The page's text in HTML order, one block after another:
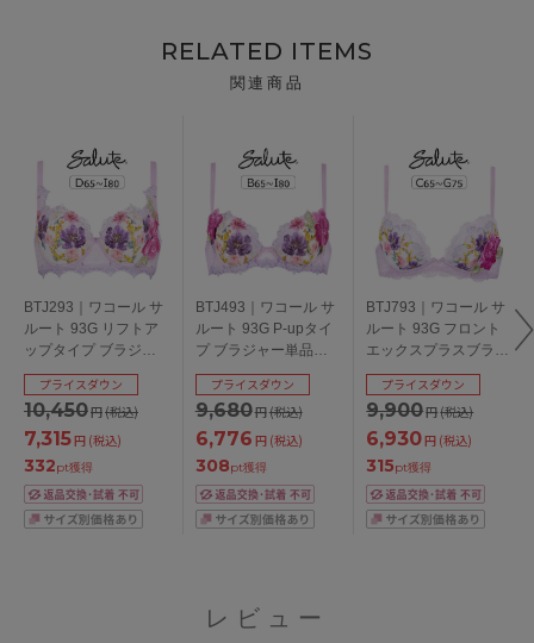
RELATED ITEMS
関連商品
BTJ293｜ワコール サ
ルート 93G リフトア
ップタイプ ブラジャ
ー単品 DEFGHIカップ
アンダー
65/70/75/80/85cm
10,450円(税込)
プライスダウン
7,315円 (税込)
332pt獲得
BTJ493｜ワコール サ
ルート 93G P-upタイ
プ ブラジャー単品
BCDEFGHIカップ ア
ンダー
65/70/75/80/85cm
9,680円(税込)
プライスダウン
6,776 円 (税込)
308pt獲得
BTJ793｜ワコール サ
ルート 93G フロント
エックスプラスブラ
ブラジャー単品
CDEFGカップ アンダ
ー65/70/75cm
9,900円(税込)
プライスダウン
6,930円 (税込)
315pt獲得
レビュー